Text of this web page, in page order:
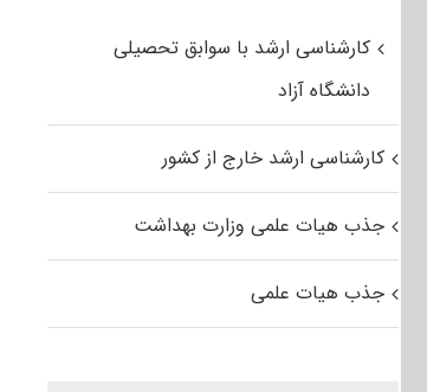
کارشناسی ارشد با سوابق تحصیلی
دانشگاه آزاد
کارشناسی ارشد خارج از کشور
جذب هیات علمی وزارت بهداشت
جذب هیات علمی